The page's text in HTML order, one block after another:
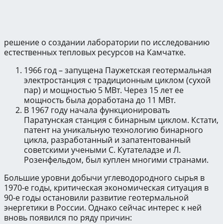
решение о создании лаборатории по исследованию
естественных тепловых ресурсов на Камчатке.
1966 год – запущена Паужетская геотермальная
электростанция с традиционным циклом (сухой
пар) и мощностью 5 МВт. Через 15 лет ее
мощность была доработана до 11 МВт.
В 1967 году начала функционировать
Паратунская станция с бинарным циклом. Кстати,
патент на уникальную технологию бинарного
цикла, разработанный и запатентованный
советскими учеными С. Кутателадзе и Л.
Розенфельдом, был куплен многими странами.
Большие уровни добычи углеводородного сырья в
1970-е годы, критическая экономическая ситуация в
90-е годы остановили развитие геотермальной
энергетики в России. Однако сейчас интерес к ней
вновь появился по ряду причин: